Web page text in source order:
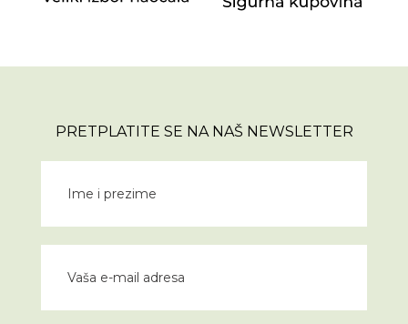
PRETPLATITE SE NA NAŠ NEWSLETTER